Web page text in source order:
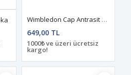
Wimbledon Cap Antrasit Şapka
649,00 TL
1000₺ ve üzeri ücretsiz
kargo!